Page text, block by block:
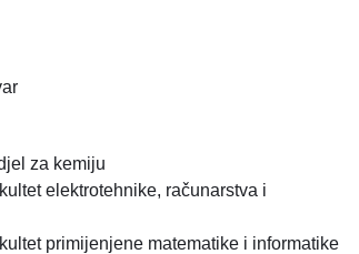
za kemiju
elektrotehnike, računarstva i
primijenjene matematike i informatike